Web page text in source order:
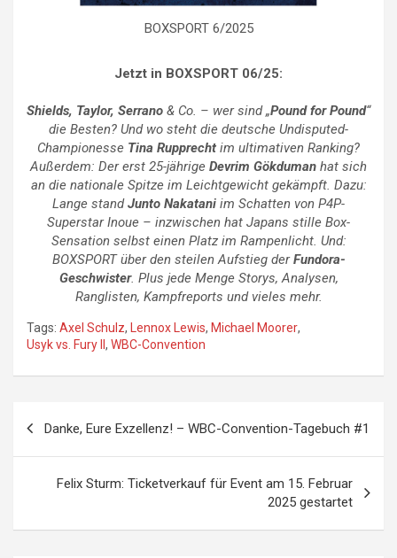
BOXSPORT 6/2025
Jetzt in BOXSPORT 06/25:
Shields, Taylor, Serrano & Co. – wer sind „Pound for Pound“
die Besten? Und wo steht die deutsche Undisputed-
Championesse Tina Rupprecht im ultimativen Ranking?
Außerdem: Der erst 25-jährige Devrim Gökduman hat sich
an die nationale Spitze im Leichtgewicht gekämpft. Dazu:
Lange standJunto Nakatani im Schatten von P4P-
Superstar Inoue – inzwischen hat Japans stille Box-
Sensation selbst einen Platz im Rampenlicht. Und:
BOXSPORT über den steilen Aufstieg derFundora-
Geschwister. Plus jede Menge Storys, Analysen,
Ranglisten, Kampfreports und vieles mehr.
Tags: Axel Schulz, Lennox Lewis, Michael Moorer,
Usyk vs. Fury II , WBC-Convention
Danke, Eure Exzellenz! – WBC-Convention-Tagebuch #1
Felix Sturm: Ticketverkauf für Event am 15. Februar
2025 gestartet